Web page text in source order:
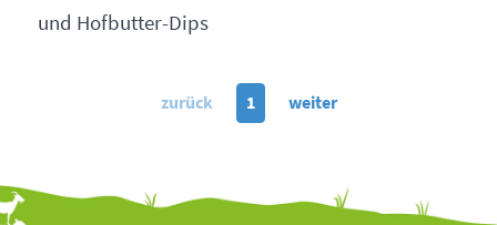
und Hofbutter-Dips
zurück 1 weiter